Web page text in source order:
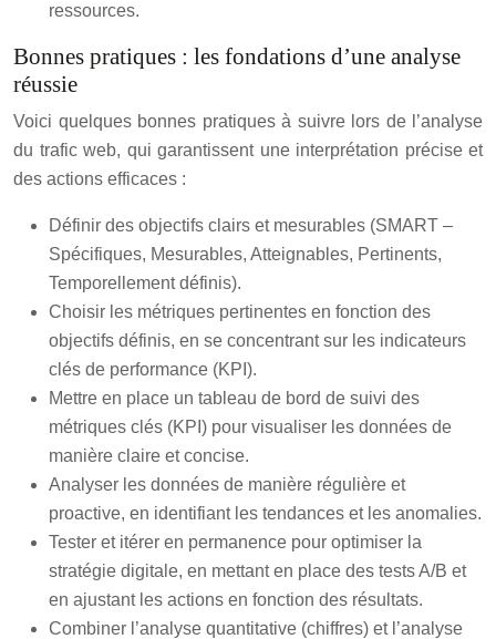
ressources.
Bonnes pratiques : les fondations d’une analyse
réussie
Voici quelques bonnes pratiques à suivre lors de l’analyse
du trafic web, qui garantissent une interprétation précise et
des actions efficaces :
Définir des objectifs clairs et mesurables (SMART –
Spécifiques, Mesurables, Atteignables, Pertinents,
Temporellement définis).
Choisir les métriques pertinentes en fonction des
objectifs définis, en se concentrant sur les indicateurs
clés de performance (KPI).
Mettre en place un tableau de bord de suivi des
métriques clés (KPI) pour visualiser les données de
manière claire et concise.
Analyser les données de manière régulière et
proactive, en identifiant les tendances et les anomalies.
Tester et itérer en permanence pour optimiser la
stratégie digitale, en mettant en place des tests A/B et
en ajustant les actions en fonction des résultats.
Combiner l’analyse quantitative (chiffres) et l’analyse